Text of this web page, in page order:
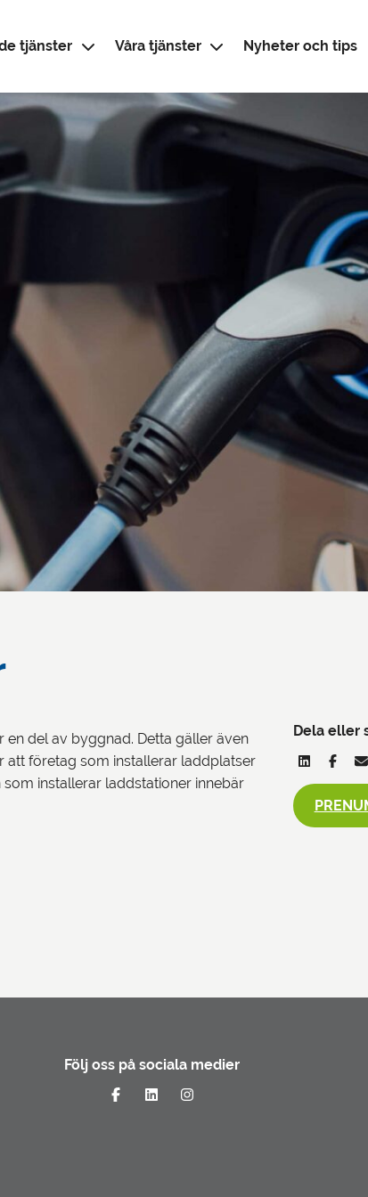
tjänster Våra tjänster Nyheter och tips
del av byggnad. Detta gäller även
att företag som installerar laddplatser
installerar laddstationer innebär
Dela eller
Följ oss på sociala medier